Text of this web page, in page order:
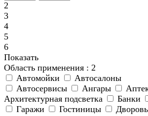
2
3
4
5
6
Показать
Область применения : 2
Автомойки
Автосалоны
Автосервисы
Ангары
Архитектурная подсветка
Банки
Гаражи
Гостиницы